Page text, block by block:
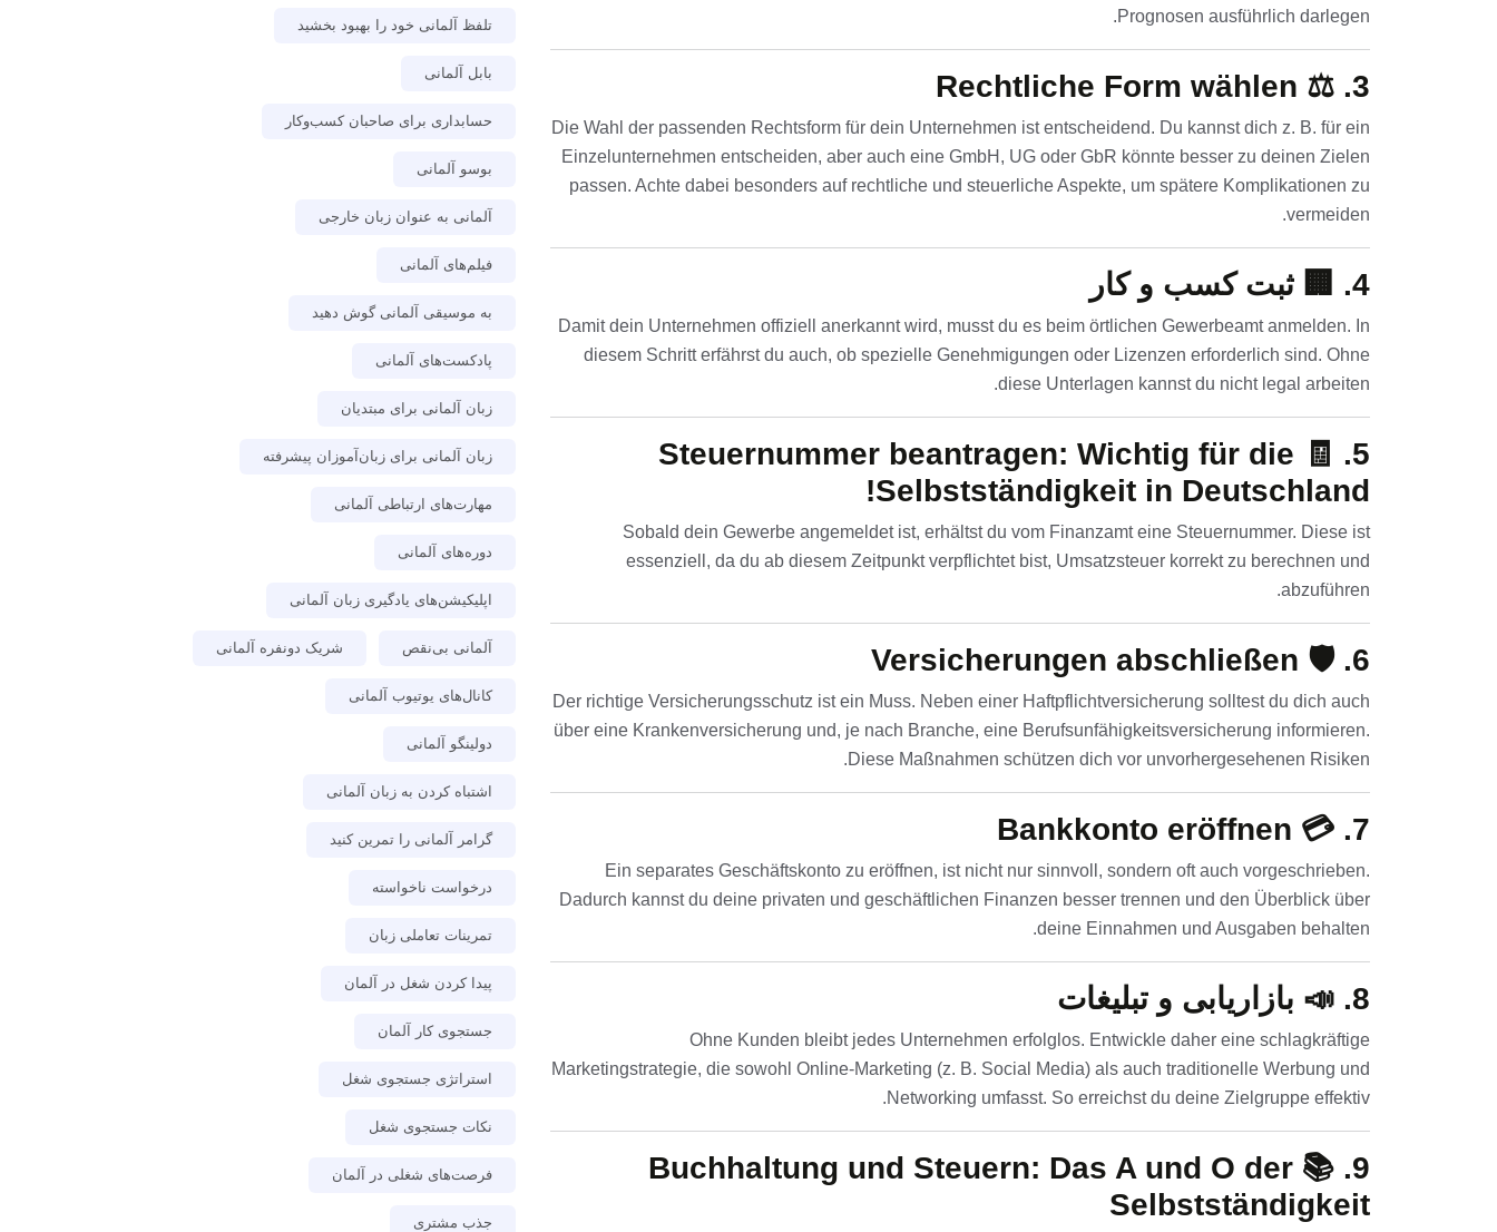
Prognosen ausführlich darlegen.
3. ⚖️
Rechtliche Form wählen
Die Wahl der passenden Rechtsform für dein Unternehmen ist entscheidend. Du kannst dich z. B. für ein
Einzelunternehmen entscheiden, aber auch eine GmbH, UG oder GbR könnte besser zu deinen Zielen
passen. Achte dabei besonders auf rechtliche und steuerliche Aspekte, um spätere Komplikationen zu
vermeiden.
4. 🏢 ثبت کسب و کار
Damit dein Unternehmen offiziell anerkannt wird, musst du es beim örtlichen Gewerbeamt anmelden. In
diesem Schritt erfährst du auch, ob spezielle Genehmigungen oder Lizenzen erforderlich sind. Ohne
diese Unterlagen kannst du nicht legal arbeiten.
5. 🧾
Steuernummer beantragen: Wichtig für die
Selbstständigkeit in Deutschland!
Sobald dein Gewerbe angemeldet ist, erhältst du vom Finanzamt eine Steuernummer. Diese ist
essenziell, da du ab diesem Zeitpunkt verpflichtet bist, Umsatzsteuer korrekt zu berechnen und
abzuführen.
6. 🛡️
Versicherungen abschließen
Der richtige Versicherungsschutz ist ein Muss. Neben einer Haftpflichtversicherung solltest du dich auch
über eine Krankenversicherung und, je nach Branche, eine Berufsunfähigkeitsversicherung informieren.
Diese Maßnahmen schützen dich vor unvorhergesehenen Risiken.
7. 💳
Bankkonto eröffnen
Ein separates Geschäftskonto zu eröffnen, ist nicht nur sinnvoll, sondern oft auch vorgeschrieben.
Dadurch kannst du deine privaten und geschäftlichen Finanzen besser trennen und den Überblick über
deine Einnahmen und Ausgaben behalten.
8. 📣 بازاریابی و تبلیغات
Ohne Kunden bleibt jedes Unternehmen erfolglos. Entwickle daher eine schlagkräftige
Marketingstrategie, die sowohl Online-Marketing (z. B. Social Media) als auch traditionelle Werbung und
Networking umfasst. So erreichst du deine Zielgruppe effektiv.
9. 📚
Buchhaltung und Steuern: Das A und O der
Selbstständigkeit
تلفظ آلمانی خود را بهبود بخشید
بابل آلمانی
حسابداری برای صاحبان کسب‌وکار
بوسو آلمانی
آلمانی به عنوان زبان خارجی
فیلم‌های آلمانی
به موسیقی آلمانی گوش دهید
پادکست‌های آلمانی
زبان آلمانی برای مبتدیان
زبان آلمانی برای زبان‌آموزان پیشرفته
مهارت‌های ارتباطی آلمانی
دوره‌های آلمانی
اپلیکیشن‌های یادگیری زبان آلمانی
آلمانی بی‌نقص شریک دونفره آلمانی
کانال‌های یوتیوب آلمانی
دولینگو آلمانی
اشتباه کردن به زبان آلمانی
گرامر آلمانی را تمرین کنید
درخواست ناخواسته
تمرینات تعاملی زبان
پیدا کردن شغل در آلمان
جستجوی کار آلمان
استراتژی جستجوی شغل
نکات جستجوی شغل
فرصت‌های شغلی در آلمان
جذب مشتری